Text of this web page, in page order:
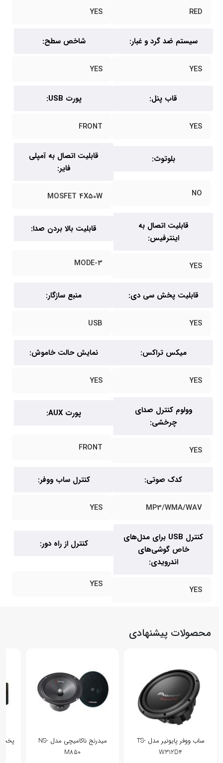
RED
YES
سیستم ضد گرد و غبار:
YES
شاخص سطح:
YES
قاب پنل:
YES
پورت USB:
FRONT
بلوتوث:
NO
قابلیت اتصال به آمپلی
فایر:
MOSFET 4X50W
قابلیت اتصال به
اینترفیس:
YES
قابلیت بالا بردن صدا:
3-MODE
قابلیت پخش سی دی:
YES
منبع سازگار:
USB
میکس تراکس:
YES
نمایش حالت خاموش:
YES
وولوم کنترل صدای
چرخشی:
YES
پورت AUX:
FRONT
کدک صوتی:
MP3/WMA/WAV
کنترل ساب ووفر:
YES
کنترل USB برای مدل‌های
خاص گوشی‌های
اندرویدی:
YES
کنترل از راه دور:
YES
محصولات پیشنهادی
ساب ووفر پایونیر مدل TS-
W312D4
میدرنج ناکامیچی مدل NS-
M850
پخش